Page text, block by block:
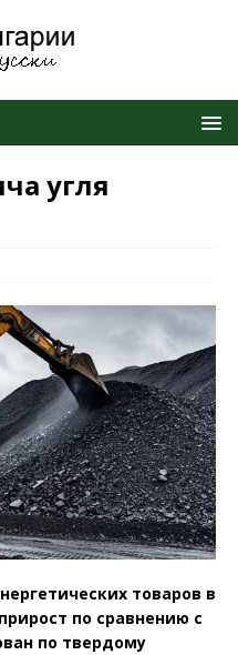
угля
товаров в
по сравнению с
по твердому